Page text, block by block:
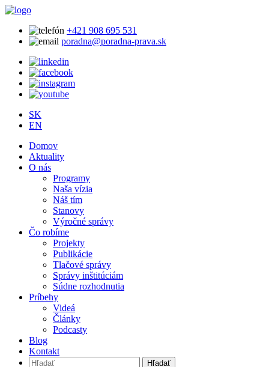
+421 908 695 531
poradna@poradna-prava.sk
SK
EN
Domov
Aktuality
O nás
Programy
Naša vízia
Náš tím
Stanovy
Výročné správy
Čo robíme
Projekty
Publikácie
Tlačové správy
Správy inštitúciám
Súdne rozhodnutia
Príbehy
Videá
Články
Podcasty
Blog
Kontakt
Hľadať: